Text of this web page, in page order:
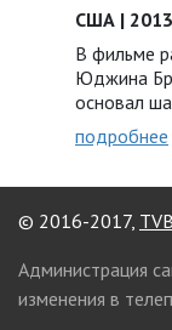
США |
В фильме
Юджина
основал
подробнее
© 2016-2017,
Администрация
изменения в